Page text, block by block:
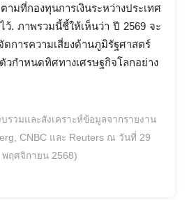
ที่กองทุนการเงินระหว่างประเทศ
ว้. ภาพรวมนี้ชี้ให้เห็นว่า ปี 2569 จะ
ดการความเสี่ยงด้านภูมิรัฐศาสตร์
วกำหนดทิศทางเศรษฐกิจโลกอย่าง
รวมและสังเคราะห์ข้อมูลจากรายงาน
CNBC และ Reuters ณ วันที่ 29
พฤศจิกายน 2568)